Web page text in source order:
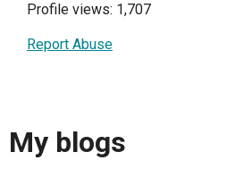
Profile views: 1,707
Report Abuse
My blogs